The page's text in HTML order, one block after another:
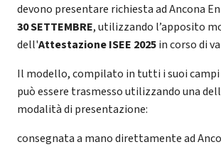
devono presentare richiesta ad Ancona
30 SETTEMBRE, utilizzando l’apposito
dell'Attestazione ISEE 2025in corso di
Il modello, compilato in tutti i suoi
può essere trasmesso utilizzando una
modalità di presentazione:
consegnata a mano direttamente ad